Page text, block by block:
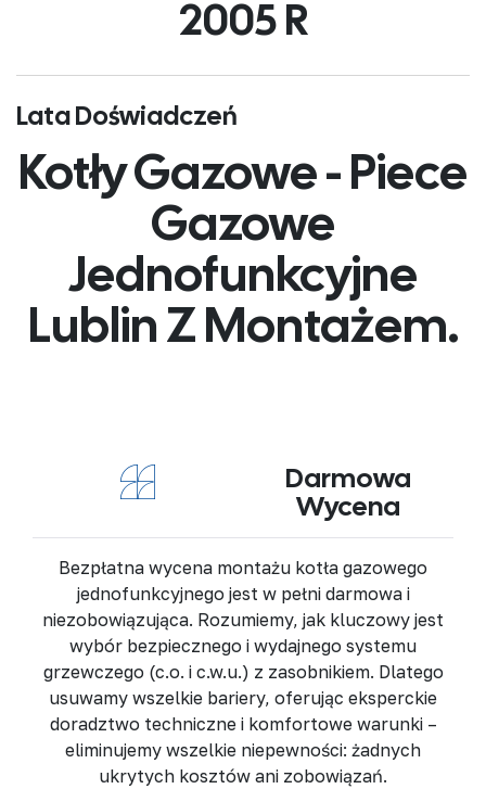
R
2005
Lata Doświadczeń
Kotły Gazowe - Piece
Gazowe
Jednofunkcyjne
Lublin Z Montażem.
Darmowa
Wycena
Bezpłatna wycena montażu kotła gazowego
jednofunkcyjnegojest w pełni darmowa i
niezobowiązująca. Rozumiemy, jak kluczowy jest
wybór bezpiecznego i wydajnego systemu
grzewczego(c.o. i c.w.u.) z zasobnikiem. Dlatego
usuwamy wszelkie bariery, oferując eksperckie
doradztwo techniczne i komfortowe warunki–
eliminujemy wszelkie niepewności: żadnych
ukrytych kosztów ani zobowiązań.